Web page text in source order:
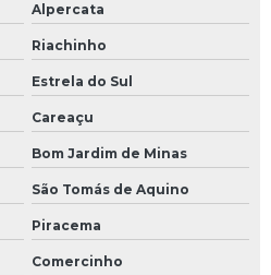
Alpercata
Riachinho
Estrela do Sul
Careaçu
Bom Jardim de Minas
São Tomás de Aquino
Piracema
Comercinho